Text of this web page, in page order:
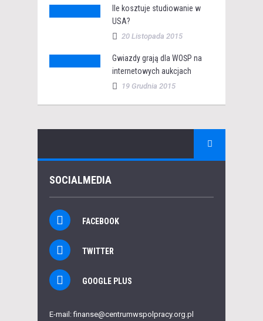
Ile kosztuje studiowanie w
USA?
20 Listopada 2015
Gwiazdy grają dla WOŚP na
internetowych aukcjach
19 Grudnia 2015
SOCIALMEDIA
FACEBOOK
TWITTER
GOOGLE PLUS
E-mail: finanse@centrumwspolpracy.org.pl